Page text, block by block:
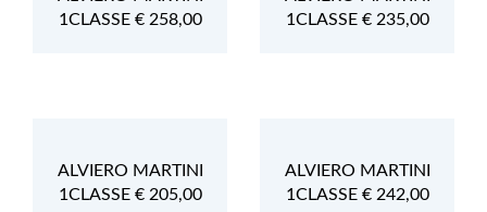
1CLASSE € 258,00
1CLASSE € 235,00
ALVIERO MARTINI
1CLASSE € 205,00
ALVIERO MARTINI
1CLASSE € 242,00